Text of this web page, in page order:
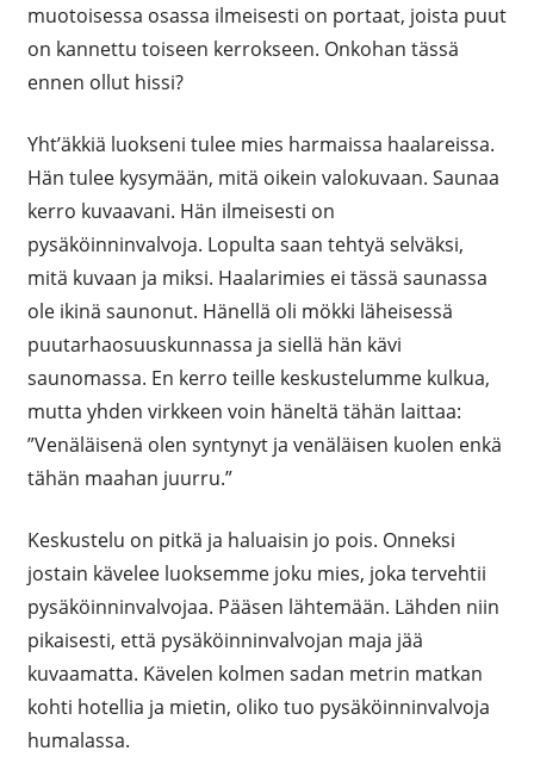
muotoisessa osassa ilmeisesti on portaat, joista puut
on kannettu toiseen kerrokseen. Onkohan tässä
ennen ollut hissi?
Yht’äkkiä luokseni tulee mies harmaissa haalareissa.
Hän tulee kysymään, mitä oikein valokuvaan. Saunaa
kerro kuvaavani. Hän ilmeisesti on
pysäköinninvalvoja. Lopulta saan tehtyä selväksi,
mitä kuvaan ja miksi. Haalarimies ei tässä saunassa
ole ikinä saunonut. Hänellä oli mökki läheisessä
puutarhaosuuskunnassa ja siellä hän kävi
saunomassa. En kerro teille keskustelumme kulkua,
mutta yhden virkkeen voin häneltä tähän laittaa:
”Venäläisenä olen syntynyt ja venäläisen kuolen enkä
tähän maahan juurru.”
Keskustelu on pitkä ja haluaisin jo pois. Onneksi
jostain kävelee luoksemme joku mies, joka tervehtii
pysäköinninvalvojaa. Pääsen lähtemään. Lähden niin
pikaisesti, että pysäköinninvalvojan maja jää
kuvaamatta. Kävelen kolmen sadan metrin matkan
kohti hotellia ja mietin, oliko tuo pysäköinninvalvoja
humalassa.